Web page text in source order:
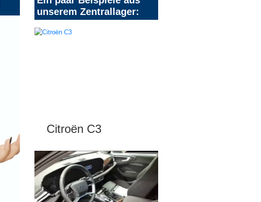
unserem Zentrallager:
Citroën C3